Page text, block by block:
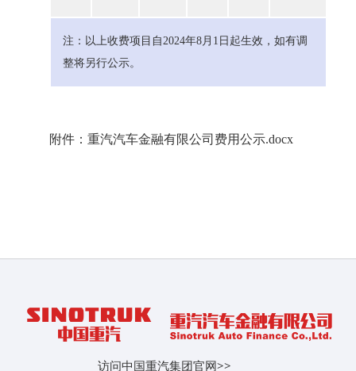
注：以上收费项目自2024年8月1日起生效，如有调
整将另行公示。
附件：重汽汽车金融有限公司费用公示.docx
访问中国重汽集团官网>>